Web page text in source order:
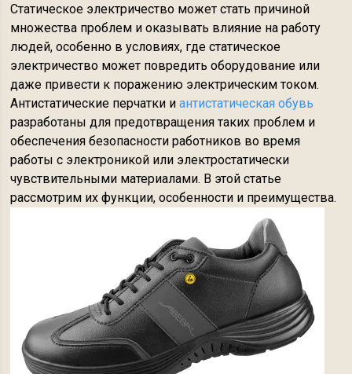
Статическое электричество может стать причиной
множества проблем и оказывать влияние на работу
людей, особенно в условиях, где статическое
электричество может повредить оборудование или
даже привести к поражению электрическим током.
Антистатические перчатки иантистатическая обувь
разработаны для предотвращения таких проблем и
обеспечения безопасности работников во время
работы с электроникой или электростатически
чувствительными материалами. В этой статье
рассмотрим их функции, особенности и преимущества.